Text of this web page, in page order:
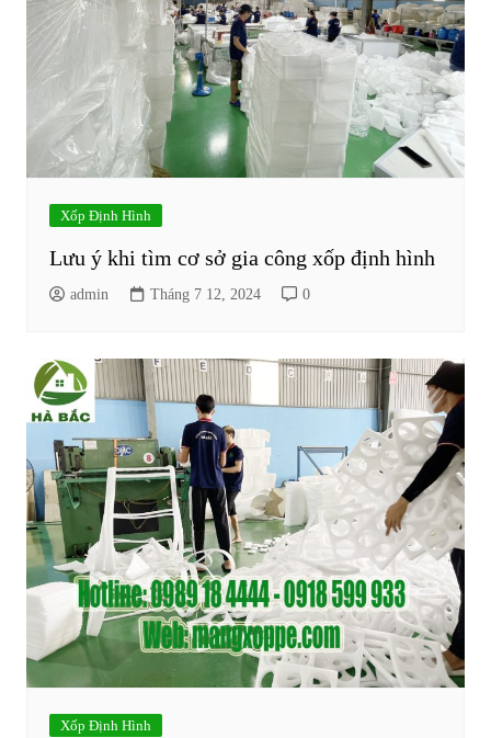
Xốp Định Hình
Lưu ý khi tìm cơ sở gia công xốp định hình
admin Tháng 7 12, 2024 0
Xốp Định Hình